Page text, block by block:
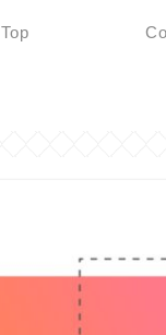
Top